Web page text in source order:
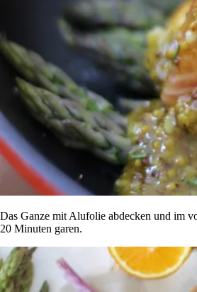
Das Ganze mit Alufolie abdecken und im
20 Minuten garen.